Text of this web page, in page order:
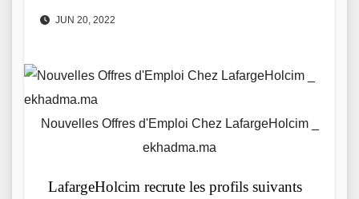
JUN 20, 2022
Nouvelles Offres d'Emploi Chez LafargeHolcim _
ekhadma.ma
LafargeHolcim recrute les profils suivants